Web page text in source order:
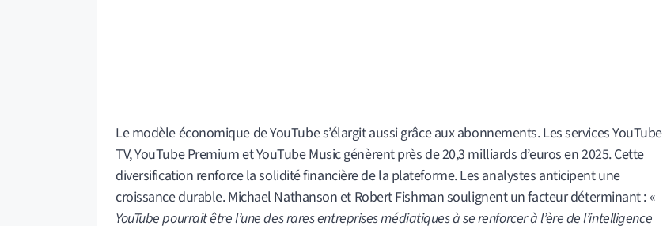
Le modèle économique de YouTube s’élargit aussi grâce aux abonnements. Les services YouTube
TV, YouTube Premium et YouTube Music génèrent près de 20,3 milliards d’euros en 2025. Cette
diversification renforce la solidité financière de la plateforme. Les analystes anticipent une
croissance durable. Michael Nathanson et Robert Fishman soulignent un facteur déterminant : «
YouTube pourrait être l’une des rares entreprises médiatiques à se renforcer à l’ère de l’intelligence